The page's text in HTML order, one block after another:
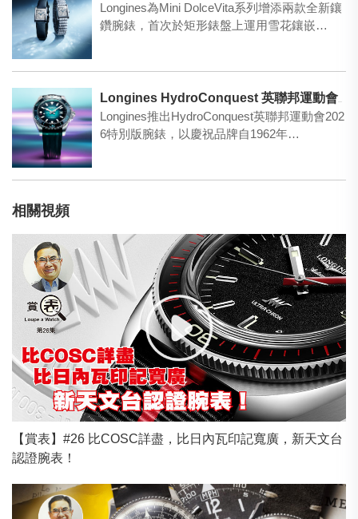
Longines為Mini DolceVita系列增添兩款全新鑲
鑽腕錶，首次於矩形錶盤上運用雪花鑲嵌…
Longines推出HydroConquest英聯邦運動會202
6特別版腕錶，以慶祝品牌自1962年…
相關視頻
【賞表】#26 比COSC詳盡，比日內瓦印記寬廣，新天文台
認證腕表！